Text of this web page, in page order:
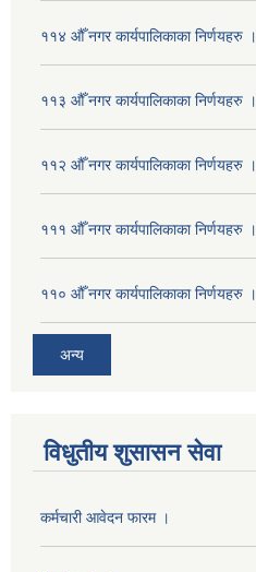
११४ औँ नगर कार्यपालिकाका निर्णयहरु ।
११३ औँ नगर कार्यपालिकाका निर्णयहरु ।
११२ औँ नगर कार्यपालिकाका निर्णयहरु ।
१११ औँ नगर कार्यपालिकाका निर्णयहरु ।
११० औँ नगर कार्यपालिकाका निर्णयहरु ।
अन्य
विधुतीय शुसासन सेवा
कर्मचारी आवेदन फारम ।